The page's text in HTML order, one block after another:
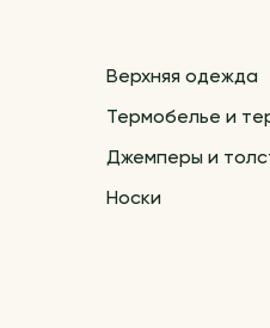
Верхняя одежда
Термобелье и
Джемперы и
Носки